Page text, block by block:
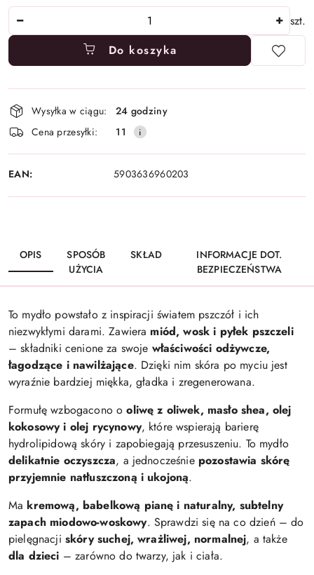
szt.
Do koszyka
Dostępność
i
dostawa
Wysyłka w ciągu:
24 godziny
Cena przesyłki:
11
EAN: 5903636960203
OPIS
SPOSÓB
UŻYCIA
SKŁAD
INFORMACJE DOT.
BEZPIECZEŃSTWA
To mydło powstało z inspiracji światem pszczół i ich
niezwykłymi darami. Zawiera miód, wosk i pyłek pszczeli
– składniki cenione za swoje właściwości odżywcze,
łagodzące i nawilżające. Dzięki nim skóra po myciu jest
wyraźnie bardziej miękka, gładka i zregenerowana.
Formułę wzbogacono ooliwę z oliwek, masło shea, olej
kokosowy i olej rycynowy, które wspierają barierę
hydrolipidową skóry i zapobiegają przesuszeniu. To mydło
delikatnie oczyszcza, a jednocześnie pozostawia skórę
przyjemnie natłuszczoną i ukojoną.
Ma kremową, babelkową pianę i naturalny, subtelny
zapach miodowo-woskowy. Sprawdzi się na co dzień – do
pielęgnacji skóry suchej, wrażliwej, normalnej, a także
dla dzieci – zarówno do twarzy, jak i ciała.